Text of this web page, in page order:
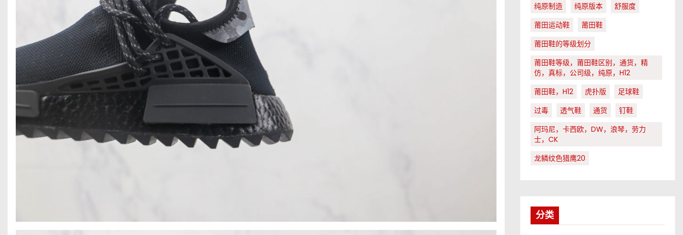
纯原制造
纯原版本
舒服度
莆田运动鞋
莆田鞋
莆田鞋的等级划分
莆田鞋等级，莆田鞋区别，通货，精
仿，真标，公司级，纯原，H12
莆田鞋，H12
虎扑版
足球鞋
过毒
透气鞋 通货
钉鞋
阿玛尼，卡西欧，DW，浪琴，劳力
士，CK
龙鳞纹色猎鹰20
分类